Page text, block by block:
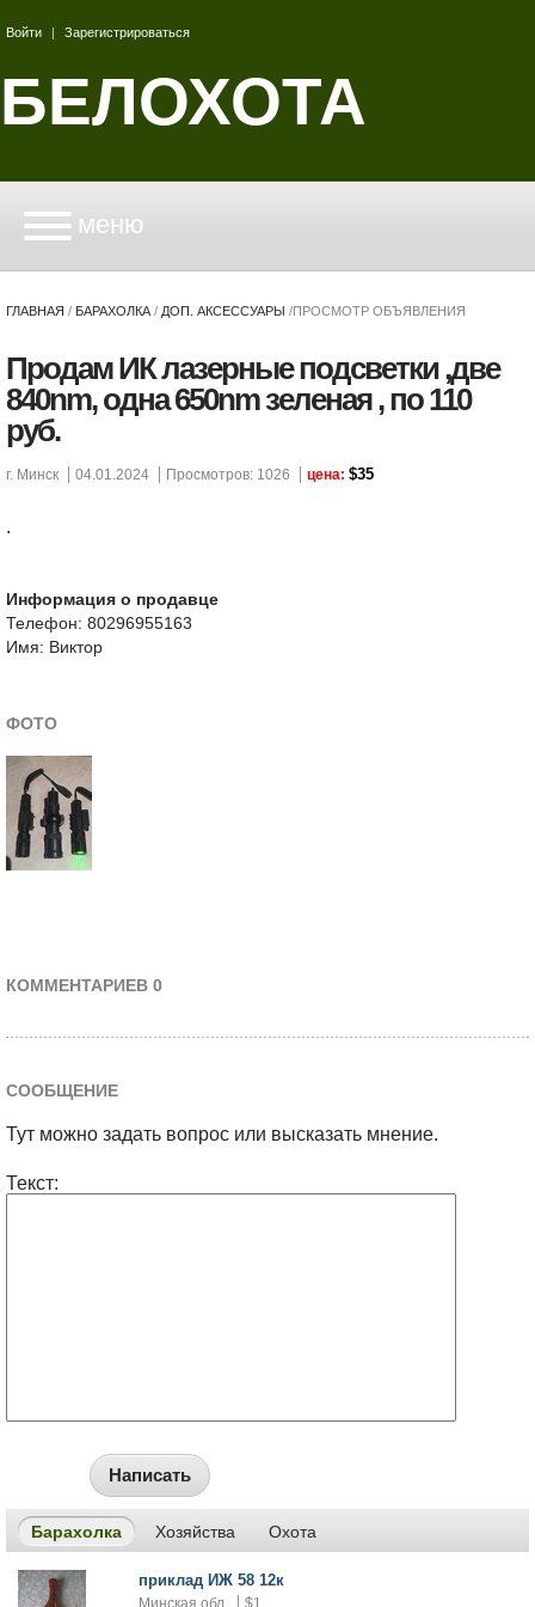
Войти | Зарегистрироваться
БЕЛОХОТА
меню
ГЛАВНАЯ / БАРАХОЛКА / ДОП. АКСЕССУАРЫ /ПРОСМОТР ОБЪЯВЛЕНИЯ
Продам ИК лазерные подсветки ,две
840nm, одна 650nm зеленая , по 110
руб.
г. Минск 04.01.2024 Просмотров: 1026 цена: $35
.
Информация о продавце
Телефон: 80296955163
Имя: Виктор
ФОТО
КОММЕНТАРИЕВ 0
СООБЩЕНИЕ
Тут можно задать вопрос или высказать мнение.
Текст:
Написать
Барахолка Хозяйства Охота
приклад ИЖ 58 12к
Минская обл. $1